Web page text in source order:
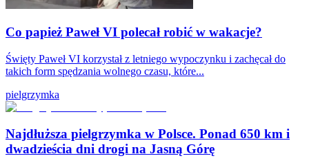
Co papież Paweł VI polecał robić w wakacje?
Święty Paweł VI korzystał z letniego wypoczynku i zachęcał do
takich form spędzania wolnego czasu, które...
pielgrzymka
Najdłuższa pielgrzymka w Polsce. Ponad 650 km i
dwadzieścia dni drogi na Jasną Górę